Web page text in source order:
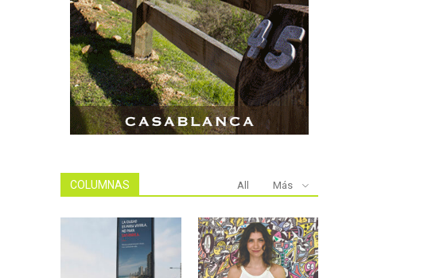
COLUMNAS All Más